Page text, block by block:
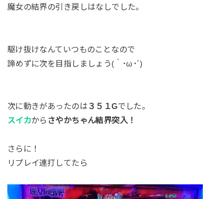
魔女の結界の引き戻しはなしでした。
駆け抜けなんていつものことなので
諦めずに次を目指しましょう(｀･ω･´)
次に動きがあったのは３５１Gでした。
スイカから さやかちゃん結界突入！
さらに！
リプレイ連打してたら